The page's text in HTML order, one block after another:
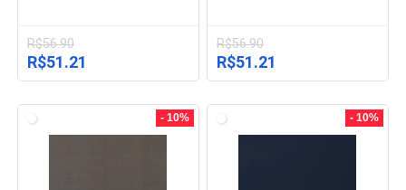
R$56.90
O
preço
era:
R$56.90.
R$51.21
preço
R$51.21.
R$56.90
O
preço
era:
R$56.90.
R$51.21
preço
R$51.21.
- 10% - 10%